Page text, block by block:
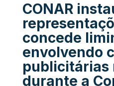
CONAR
concede
envolvendo
publicitárias
durante a